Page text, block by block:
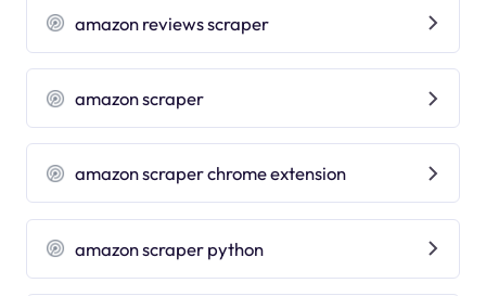
amazon reviews scraper
amazon scraper
amazon scraper chrome extension
amazon scraper python